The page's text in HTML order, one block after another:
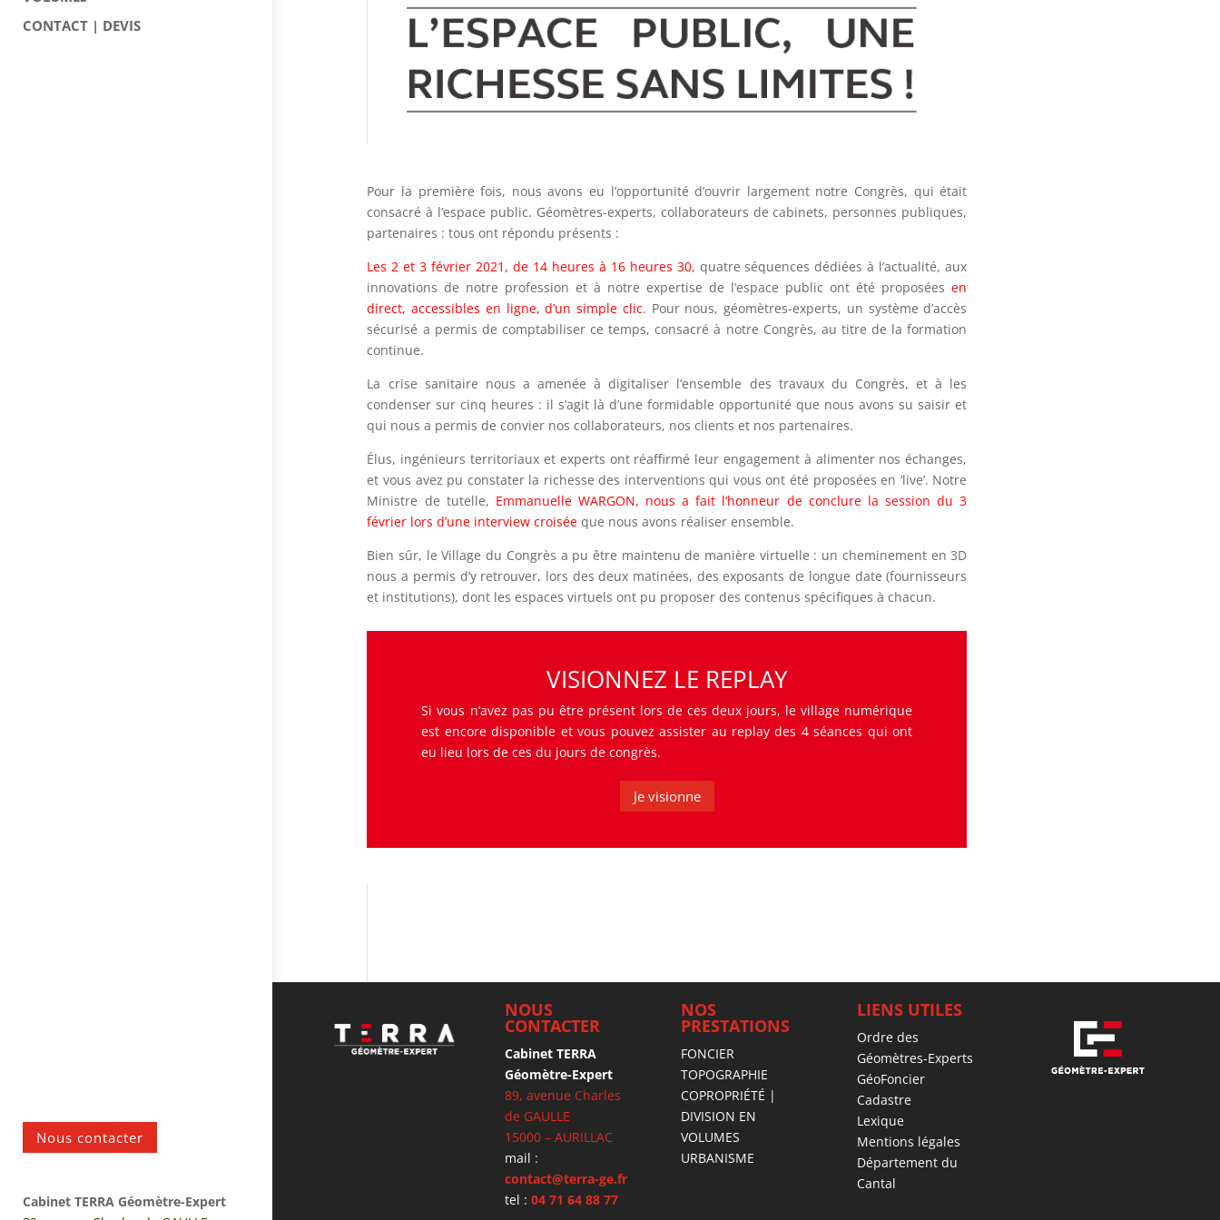
CONTACT | DEVIS
Cabinet TERRA Géomètre-Expert
Nous contacter
Pour la première fois, nous avons eu l’opportunité d’ouvrir largement notre Congrès, qui était
consacré à l’espace public. Géomètres-experts, collaborateurs de cabinets, personnes publiques,
partenaires : tous ont répondu présents :
Les 2 et 3 février 2021, de 14 heures à 16 heures 30, quatre séquences dédiées à l’actualité, aux
innovations de notre profession et à notre expertise de l’espace public ont été proposéesen
direct, accessibles en ligne, d’un simple clic. Pour nous, géomètres-experts, un système d’accès
sécurisé a permis de comptabiliser ce temps, consacré à notre Congrès, au titre de la formation
continue.
La crise sanitaire nous a amenée à digitaliser l’ensemble des travaux du Congrès, et à les
condenser sur cinq heures : il s’agit là d’une formidable opportunité que nous avons su saisir et
qui nous a permis de convier nos collaborateurs, nos clients et nos partenaires.
Élus, ingénieurs territoriaux et experts ont réaffirmé leur engagement à alimenter nos échanges,
et vous avez pu constater la richesse des interventions qui vous ont été proposées en ‘live’. Notre
Ministre de tutelle, Emmanuelle WARGON, nous a fait l’honneur de conclure la session du 3
février lors d’une interview croisée que nous avons réaliser ensemble.
Bien sûr, le Village du Congrès a pu être maintenu de manière virtuelle : un cheminement en 3D
nous a permis d’y retrouver, lors des deux matinées, des exposants de longue date (fournisseurs
et institutions), dont les espaces virtuels ont pu proposer des contenus spécifiques à chacun.
VISIONNEZ LE REPLAY
Si vous n’avez pas pu être présent lors de ces deux jours, le village numérique
est encore disponible et vous pouvez assister au replay des 4 séances qui ont
eu lieu lors de ces du jours de congrès.
Je visionne
NOUS
CONTACTER
Cabinet TERRA
Géomètre-Expert
89, avenue Charles
de GAULLE
15000 – AURILLAC
mail :
contact@terra-ge.fr
tel :04 71 64 88 77
NOS
PRESTATIONS
FONCIER
TOPOGRAPHIE
COPROPRIÉTÉ |
DIVISION EN
VOLUMES
URBANISME
LIENS UTILES
Ordre des
Géomètres-Experts
GéoFoncier
Cadastre
Lexique
Mentions légales
Département du
Cantal